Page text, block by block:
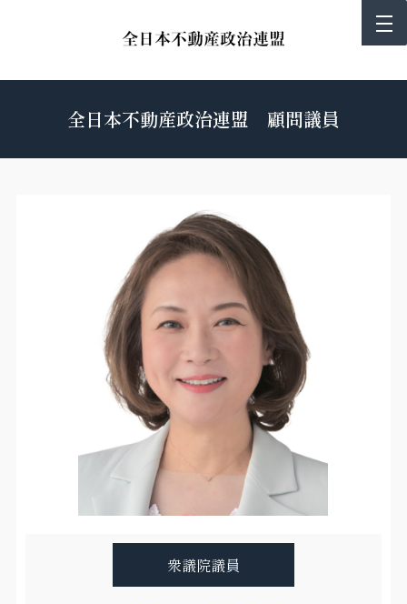
全日本不動産政治連盟 顧問議員
衆議院議員